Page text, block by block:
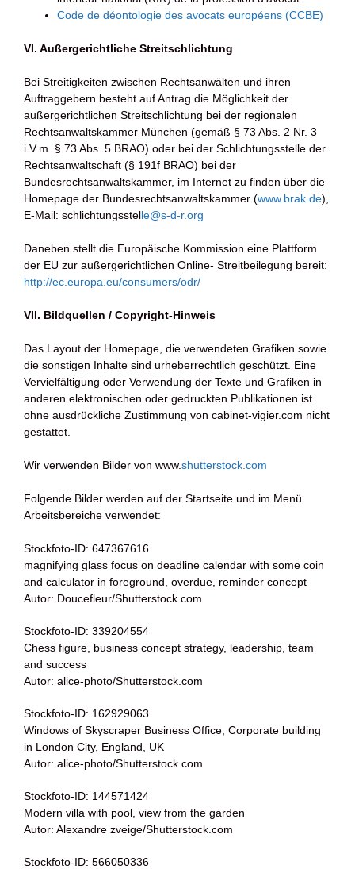
Code de déontologie des avocats européens (CCBE)
VI. Außergerichtliche Streitschlichtung
Bei Streitigkeiten zwischen Rechtsanwälten und ihren
Auftraggebern besteht auf Antrag die Möglichkeit der
außergerichtlichen Streitschlichtung bei der regionalen
Rechtsanwaltskammer München (gemäß § 73 Abs. 2 Nr. 3
i.V.m. § 73 Abs. 5 BRAO) oder bei der Schlichtungsstelle der
Rechtsanwaltschaft (§ 191f BRAO) bei der
Bundesrechtsanwaltskammer, im Internet zu finden über die
Homepage der Bundesrechtsanwaltskammer (www.brak.de),
E‐Mail: schlichtungsstelle@s-d-r.org
Daneben stellt die Europäische Kommission eine Plattform
der EU zur außergerichtlichen Online- Streitbeilegung bereit:
http://ec.europa.eu/consumers/odr/
VII. Bildquellen / Copyright-Hinweis
Das Layout der Homepage, die verwendeten Grafiken sowie
die sonstigen Inhalte sind urheberrechtlich geschützt. Eine
Vervielfältigung oder Verwendung der Texte und Grafiken in
anderen elektronischen oder gedruckten Publikationen ist
ohne ausdrückliche Zustimmung von cabinet-vigier.com nicht
gestattet.
Wir verwenden Bilder von www.shutterstock.com
Folgende Bilder werden auf der Startseite und im Menü
Arbeitsbereiche verwendet:
Stockfoto-ID: 647367616
magnifying glass focus on deadline calendar with some coin
and calculator in foreground, overdue, reminder concept
Autor: Doucefleur/Shutterstock.com
Stockfoto-ID: 339204554
Chess figure, business concept strategy, leadership, team
and success
Autor: alice-photo/Shutterstock.com
Stockfoto-ID: 162929063
Windows of Skyscraper Business Office, Corporate building
in London City, England, UK
Autor: alice-photo/Shutterstock.com
Stockfoto-ID: 144571424
Modern villa with pool, view from the garden
Autor: Alexandre zveige/Shutterstock.com
Stockfoto-ID: 566050336